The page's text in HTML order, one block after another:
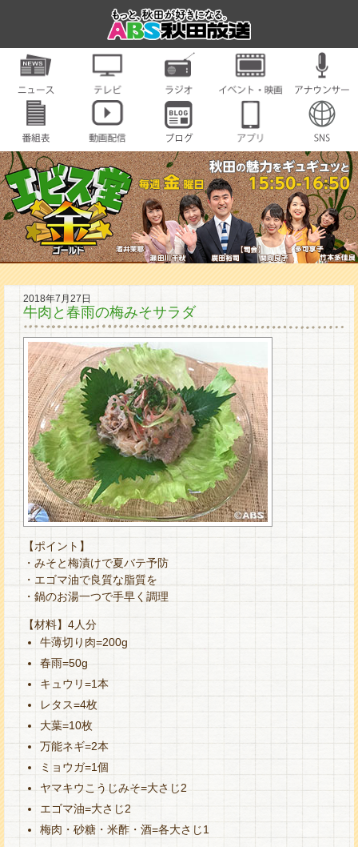
2018年7月27日
牛肉と春雨の梅みそサラダ
【ポイント】
・みそと梅漬けで夏バテ予防
・エゴマ油で良質な脂質を
・鍋のお湯一つで手早く調理
【材料】4人分
牛薄切り肉=200g
春雨=50g
キュウリ=1本
レタス=4枚
大葉=10枚
万能ネギ=2本
ミョウガ=1個
ヤマキウこうじみそ=大さじ2
エゴマ油=大さじ2
梅肉・砂糖・米酢・酒=各大さじ1